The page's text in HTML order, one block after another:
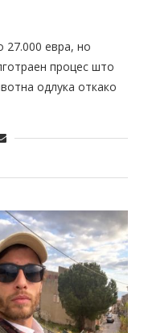
27.000 евра, но
процес што
одлука откако